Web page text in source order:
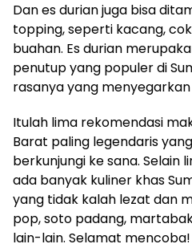
Dan es durian juga bisa
topping, seperti kacang,
buahan. Es durian
penutup yang populer di
rasanya yang
Itulah lima rekomendasi
Barat paling legendaris
berkunjungi ke sana. Selain
ada banyak kuliner khas
yang tidak kalah lezat dan
pop, soto padang,
lain-lain. Selamat mencoba!